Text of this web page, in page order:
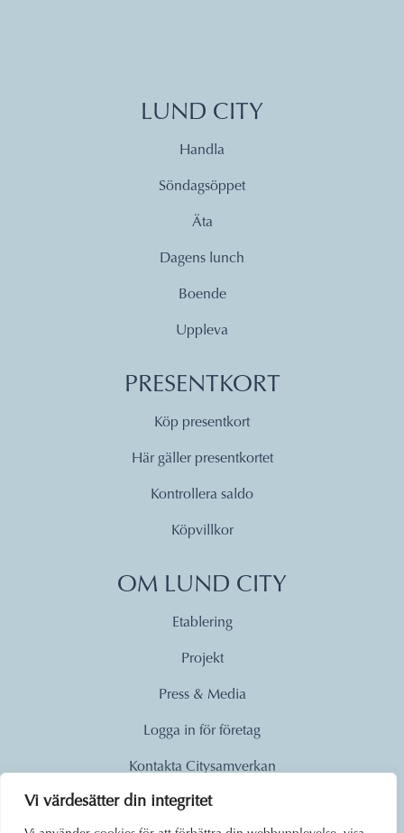
Vi värdesätter din integritet
LUND CITY
Handla
Söndagsöppet
Äta
Dagens lunch
Boende
Uppleva
PRESENTKORT
Köp presentkort
Här gäller presentkortet
Kontrollera saldo
Köpvillkor
OM LUND CITY
Etablering
Projekt
Press & Media
Logga in för företag
Kontakta Citysamverkan